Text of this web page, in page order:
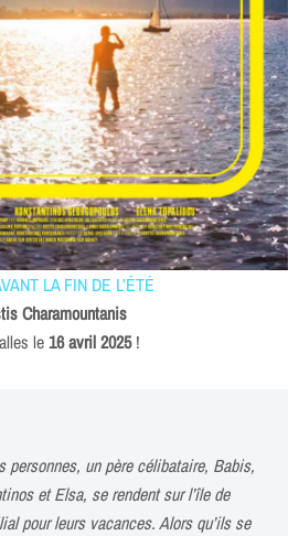
LA FIN DE L’ÉTÉ
Charamountanis
le16 avril 2025!
personnes, un père célibataire, Babis,
et Elsa, se rendent sur l’île de
pour leurs vacances. Alors qu’ils se